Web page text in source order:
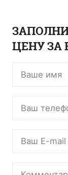
ЦЕНУ ЗА